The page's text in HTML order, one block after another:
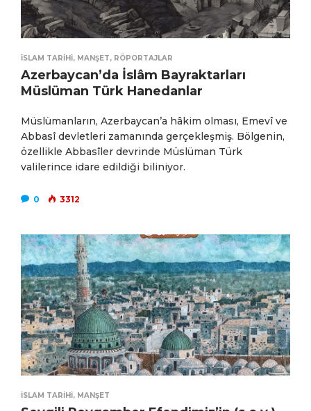
İSLAM TARIHI, MANŞET, RÖPORTAJLAR
Azerbaycan’da İslâm Bayraktarları
Müslüman Türk Hanedanlar
Müslümanların, Azerbaycan’a hâkim olması, Emevî ve
Abbasî devletleri zamanında gerçekleşmiş. Bölgenin,
özellikle Abbasîler devrinde Müslüman Türk
valilerince idare edildiği biliniyor.
0 3312
İSLAM TARIHI, MANŞET